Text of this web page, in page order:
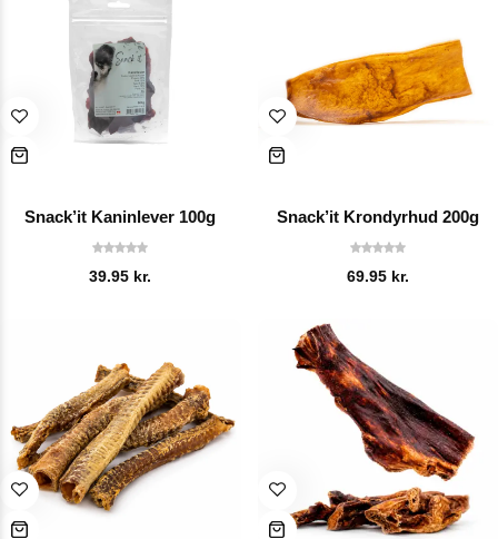
Snack’it Kaninlever 100g
39.95 kr.
Snack’it Krondyrhud 200g
69.95 kr.